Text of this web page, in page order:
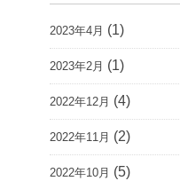
2023年4月 (1)
2023年2月 (1)
2022年12月 (4)
2022年11月 (2)
2022年10月 (5)